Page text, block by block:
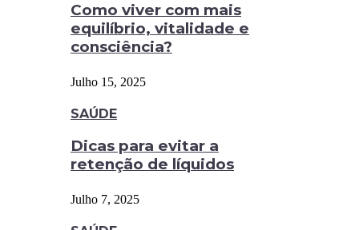
Como viver com mais
equilíbrio, vitalidade e
consciência?
Julho 15, 2025
SAÚDE
Dicas para evitar a
retenção de líquidos
Julho 7, 2025